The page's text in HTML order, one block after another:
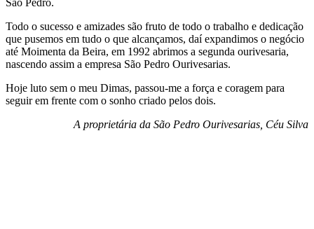
São Pedro.
Todo o sucesso e amizades são fruto de todo o trabalho e dedicação
que pusemos em tudo o que alcançamos, daí expandimos o negócio
até Moimenta da Beira, em 1992 abrimos a segunda ourivesaria,
nascendo assim a empresa São Pedro Ourivesarias.
Hoje luto sem o meu Dimas, passou-me a força e coragem para
seguir em frente com o sonho criado pelos dois.
A proprietária da São Pedro Ourivesarias, Céu Silva